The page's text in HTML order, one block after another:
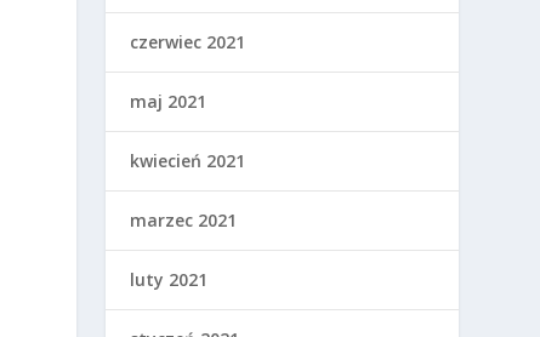
czerwiec 2021
maj 2021
kwiecień 2021
marzec 2021
luty 2021